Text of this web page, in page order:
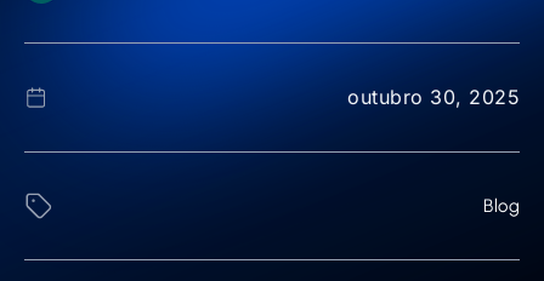
outubro 30, 2025
Blog